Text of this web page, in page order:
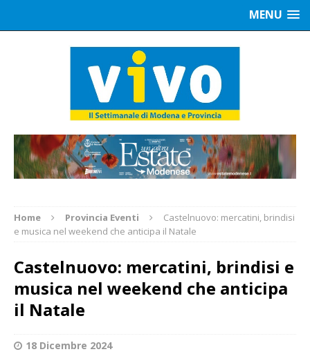
MENU
Home Provincia Eventi
Castelnuovo: mercatini, brindisi
e musica nel weekend che anticipa il Natale
Castelnuovo: mercatini, brindisi e
musica nel weekend che anticipa
il Natale
18 Dicembre 2024